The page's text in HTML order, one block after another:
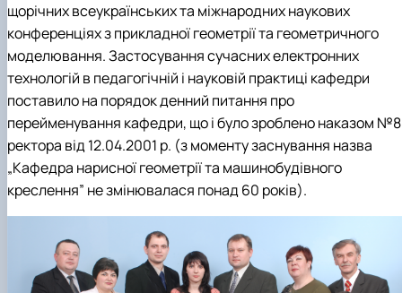
щорічних всеукраїнських та міжнародних наукових
конференціях з прикладної геометрії та геометричного
моделювання. Застосування сучасних електронних
технологій в педагогічній і науковій практиці кафедри
поставило на порядок денний питання про
перейменування кафедри, що і було зроблено наказом №8
ректора від 12.04.2001 р. (з моменту заснування назва
„Кафедра нарисної геометрії та машинобудівного
креслення” не змінювалася понад 60 років).